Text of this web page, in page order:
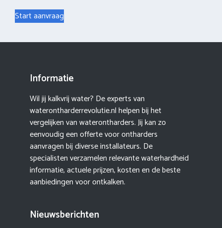
Start aanvraag
Informatie
Wil jij kalkvrij water? De experts van
waterontharderrevolutie.nl helpen bij het
vergelijken van waterontharders. Jij kan zo
eenvoudig een offerte voor ontharders
aanvragen bij diverse installateurs. De
specialisten verzamelen relevante waterhardheid
informatie, actuele prijzen, kosten en de beste
aanbiedingen voor ontkalken.
Nieuwsberichten